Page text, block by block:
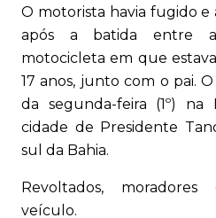
O motorista havia fugido
após a batida entre
motocicleta em que
17 anos, junto com o pai.
da segunda-feira (1º) na
cidade de Presidente
sul da Bahia.
Revoltados,
veículo.